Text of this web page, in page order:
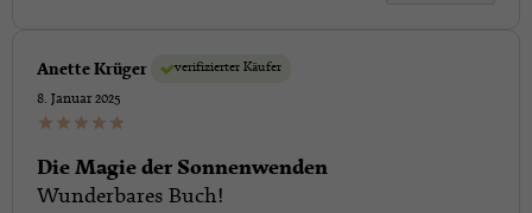
Anette Krüger verifizierter Käufer
8. Januar 2025
Die Magie der Sonnenwenden
Wunderbares Buch!